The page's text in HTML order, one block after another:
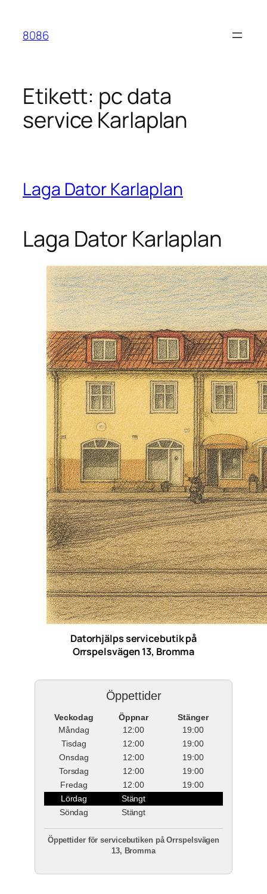
innehåll
8086
Etikett: pc data
service Karlaplan
Laga Dator Karlaplan
Laga Dator Karlaplan
Datorhjälps servicebutik på
Orrspelsvägen 13, Bromma
Öppettider
Veckodag Öppnar
Stänger
Måndag
12:00
19:00
Tisdag
12:00
19:00
Onsdag
12:00
19:00
Torsdag
12:00
19:00
Fredag
12:00
19:00
Lördag
Stängt
Söndag
Stängt
Öppettider för servicebutiken på Orrspelsvägen
13, Bromma